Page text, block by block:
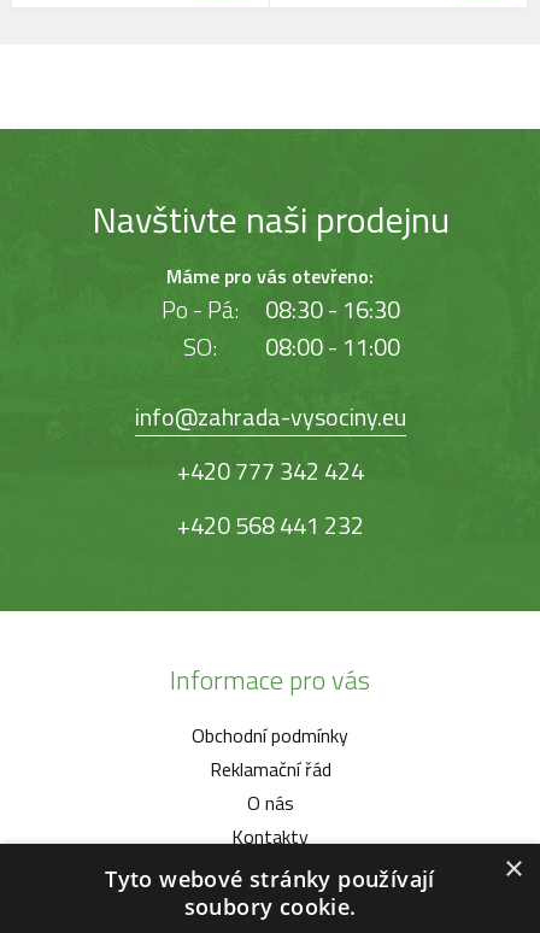
Navštivte naši prodejnu
Máme pro vás otevřeno:
Po - Pá:
08:30 - 16:30
SO:
08:00 - 11:00
info@zahrada-vysociny.eu
+420 777 342 424
+420 568 441 232
Informace pro vás
Obchodní podmínky
Reklamační řád
O nás
Kontakty
Vybíráme pro vás
×
Tyto webové stránky používají
soubory cookie.